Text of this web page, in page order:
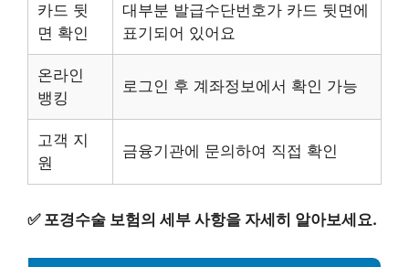
카드 뒷
면 확인
대부분 발급수단번호가 카드 뒷면에
표기되어 있어요
온라인
뱅킹
로그인 후 계좌정보에서 확인 가능
고객 지
원
금융기관에 문의하여 직접 확인
✅ 포경수술 보험의 세부 사항을 자세히 알아보세요.